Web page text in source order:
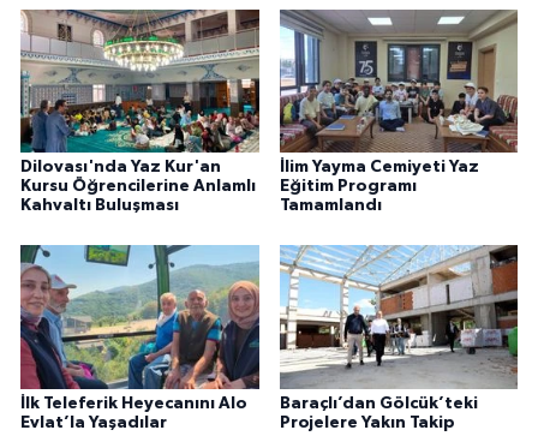
Dilovası'nda Yaz Kur'an
Kursu Öğrencilerine Anlamlı
Kahvaltı Buluşması
İlim Yayma Cemiyeti Yaz
Eğitim Programı
Tamamlandı
İlk Teleferik Heyecanını Alo
Evlat’la Yaşadılar
Baraçlı’dan Gölcük’teki
Projelere Yakın Takip